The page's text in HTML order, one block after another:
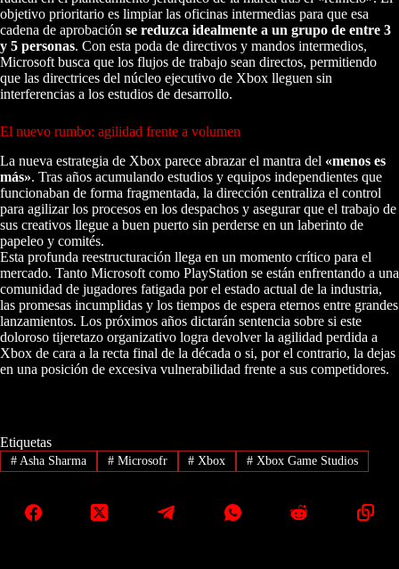
objetivo prioritario es limpiar las oficinas intermedias para que esa
cadena de aprobación se reduzca idealmente a un grupo de entre 3
y 5 personas. Con esta poda de directivos y mandos intermedios,
Microsoft busca que los flujos de trabajo sean directos, permitiendo
que las directrices del núcleo ejecutivo de Xbox lleguen sin
interferencias a los estudios de desarrollo.
El nuevo rumbo: agilidad frente a volumen
La nueva estrategia de Xbox parece abrazar el mantra del «menos es
más». Tras años acumulando estudios y equipos independientes que
funcionaban de forma fragmentada, la dirección centraliza el control
para agilizar los procesos en los despachos y asegurar que el trabajo de
sus creativos llegue a buen puerto sin perderse en un laberinto de
papeleo y comités.
Esta profunda reestructuración llega en un momento crítico para el
mercado. Tanto Microsoft como PlayStation se están enfrentando a una
comunidad de jugadores fatigada por el estado actual de la industria,
las promesas incumplidas y los tiempos de espera eternos entre grandes
lanzamientos. Los próximos años dictarán sentencia sobre si este
doloroso tijeretazo organizativo logra devolver la agilidad perdida a
Xbox de cara a la recta final de la década o si, por el contrario, la dejas
en una posición de excesiva vulnerabilidad frente a sus competidores.
Etiquetas
#Asha Sharma #Microsofr # Xbox # Xbox Game Studios